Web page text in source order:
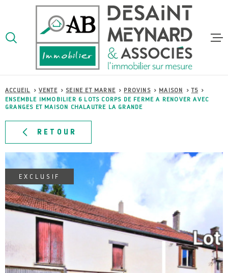
recherche
menu
principal
contenu
NOTRE
ACCUEIL VENTE SEINE ET MARNE PROVINS MAISON
T5
ENSEMBLE IMMOBILIER 6 LOTS CORPS DE FERME A RENOVER AVEC
GRANGES ET MAISON CHALAUTRE LA GRANDE
RETOUR
EXCLUSIF
VOTRE
RECHERCHE
TYPE
D'OFFRE
VENTE
VILLE
BUDGET
RECHERCHER